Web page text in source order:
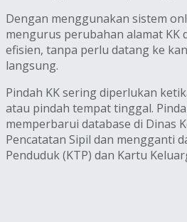
Dengan menggunakan sistem
mengurus perubahan alamat KK
efisien, tanpa perlu datang ke
langsung.
Pindah KK sering diperlukan
atau pindah tempat tinggal.
memperbarui database di Dinas
Pencatatan Sipil dan mengganti
Penduduk (KTP) dan Kartu